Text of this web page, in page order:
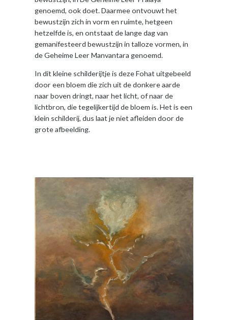
genoemd, ook doet. Daarmee ontvouwt het
bewustzijn zich in vorm en ruimte, hetgeen
hetzelfde is, en ontstaat de lange dag van
gemanifesteerd bewustzijn in talloze vormen, in
de Geheime Leer Manvantara genoemd.
In dit kleine schilderijtje is deze Fohat uitgebeeld
door een bloem die zich uit de donkere aarde
naar boven dringt, naar het licht, of naar de
lichtbron, die tegelijkertijd de bloem ís. Het is een
klein schilderij, dus laat je niet afleiden door de
grote afbeelding.